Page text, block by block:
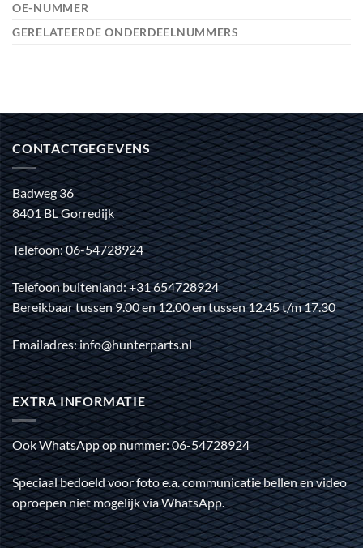
OE-NUMMER
GERELATEERDE ONDERDEELNUMMERS
CONTACTGEGEVENS
Badweg 36
8401 BL Gorredijk
Telefoon: 06-54728924
Telefoon buitenland: +31 654728924
Bereikbaar tussen 9.00 en 12.00 en tussen 12.45 t/m 17.30
Emailadres: info@hunterparts.nl
EXTRA INFORMATIE
Ook WhatsApp op nummer: 06-54728924
Speciaal bedoeld voor foto e.a. communicatie bellen en video
oproepen niet mogelijk via WhatsApp.